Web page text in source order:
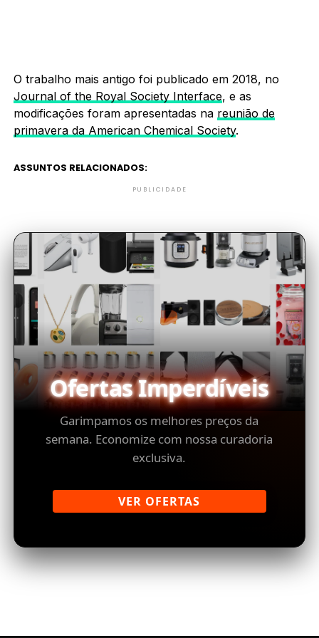
O trabalho mais antigo foi publicado em 2018, no
Journal of the Royal Society Interface, e as
modificações foram apresentadas na reunião de
primavera da American Chemical Society.
ASSUNTOS RELACIONADOS:
PUBLICIDADE
Ofertas Imperdíveis
Garimpamos os melhores preços da
semana. Economize com nossa curadoria
exclusiva.
VER OFERTAS